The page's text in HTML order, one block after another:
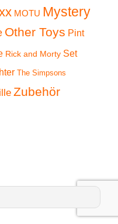
MOTU Mystery
Other Toys Pint
Rick and Morty Set
The Simpsons
Zubehör